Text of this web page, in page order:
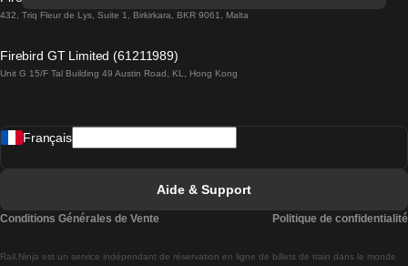
Trains de Lisbonne à Lagos
Trains de Lisbonne à Madrid
432, Triq Fleur de Lys, Suite 1, Birkirkara, BKR 9061, Malta
Firebird GT Limited (61211989)
Unit G 15/F Tal Building 49 Austin Road, KL, Hong Kong
Rail.Ninja est un service indépendant de réservation en ligne de billets de train dans le monde
Français
Aide & Support
Conditions Générales de Vente Politique de confidentialité